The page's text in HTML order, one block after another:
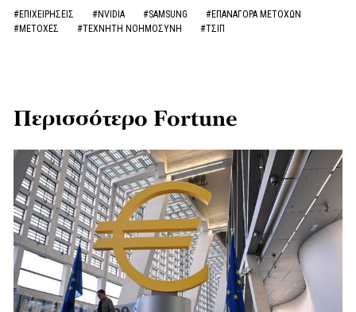
#ΕΠΙΧΕΙΡΗΣΕΙΣ #NVIDIA #SAMSUNG
#ΕΠΑΝΑΓΟΡΑ ΜΕΤΟΧΩΝ
#ΜΕΤΟΧΕΣ
#ΤΕΧΝΗΤΗ ΝΟΗΜΟΣΥΝΗ #ΤΣΙΠ
Περισσότερο Fortune